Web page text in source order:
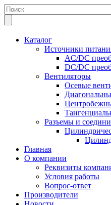
Каталог
Источники
AC/DC
DC/DC
Вентиляторы
Осевые
Разъемы и
Главная
О компании
Реквизиты
Условия работы
Вопрос-ответ
Производители